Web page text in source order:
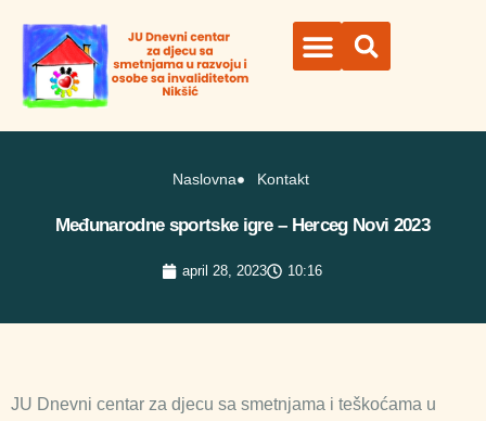
Naslovna Kontakt
Međunarodne sportske igre – Herceg Novi 2023
april 28, 2023 10:16
JU Dnevni centar za djecu sa smetnjama i teškoćama u